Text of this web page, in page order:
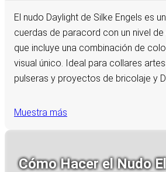
El nudo Daylight de Silke Engels es
cuerdas de paracord con un nivel
que incluye una combinación de
visual único. Ideal para collares
pulseras y proyectos de bricolaje y
Muestra más
Cómo Hacer el Nudo